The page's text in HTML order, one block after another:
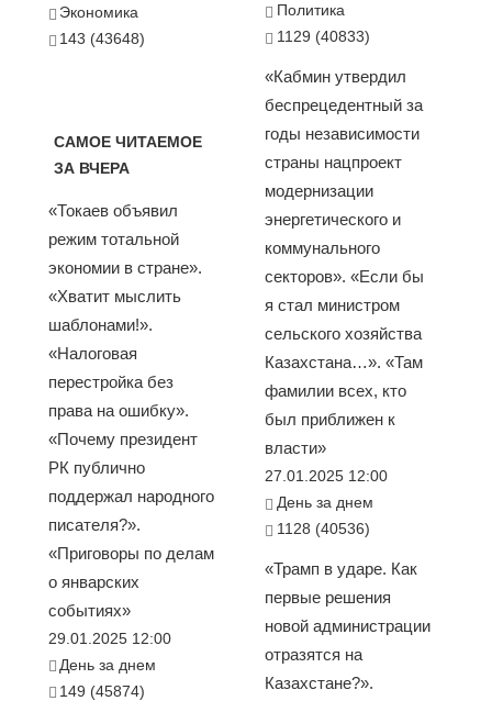
Экономика
143 (43648)
САМОЕ ЧИТАЕМОЕ
ЗА ВЧЕРА
«Токаев объявил
режим тотальной
экономии в стране».
«Хватит мыслить
шаблонами!».
«Налоговая
перестройка без
права на ошибку».
«Почему президент
РК публично
поддержал народного
писателя?».
«Приговоры по делам
о январских
событиях»
29.01.2025 12:00
День за днем
149 (45874)
Политика
1129 (40833)
«Кабмин утвердил
беспрецедентный за
годы независимости
страны нацпроект
модернизации
энергетического и
коммунального
секторов». «Если бы
я стал министром
сельского хозяйства
Казахстана…». «Там
фамилии всех, кто
был приближен к
власти»
27.01.2025 12:00
День за днем
1128 (40536)
«Трамп в ударе. Как
первые решения
новой администрации
отразятся на
Казахстане?».